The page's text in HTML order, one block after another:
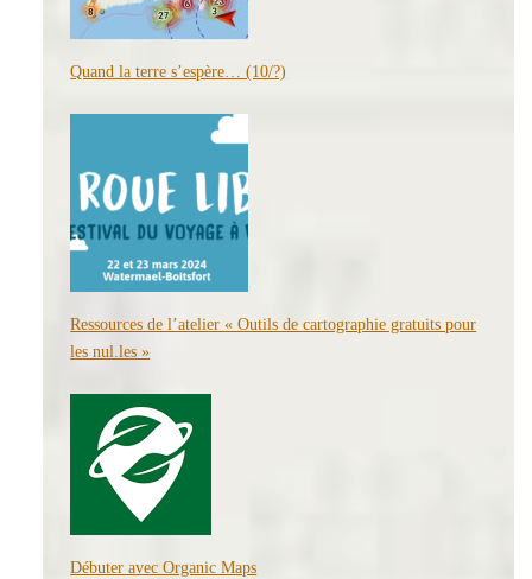
Quand la terre s’espère… (10/?)
Ressources de l’atelier « Outils de cartographie gratuits pour
les nul.les »
Débuter avec Organic Maps